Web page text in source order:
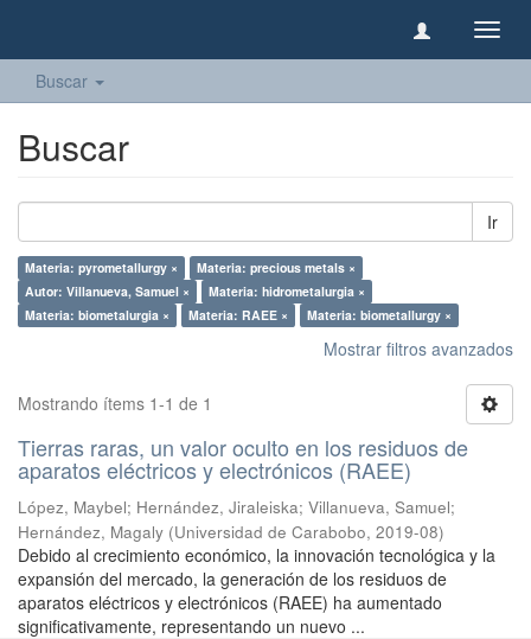
Buscar
Buscar
Ir
Materia: pyrometallurgy ×
Materia: precious metals ×
Autor: Villanueva, Samuel ×
Materia: hidrometalurgia ×
Materia: biometalurgia ×
Materia: RAEE × Materia: biometallurgy ×
Mostrar filtros avanzados
Mostrando ítems 1-1 de 1
Tierras raras, un valor oculto en los residuos de
aparatos eléctricos y electrónicos (RAEE)
López, Maybel; Hernández, Jiraleiska; Villanueva, Samuel;
Hernández, Magaly (Universidad de Carabobo, 2019-08)
Debido al crecimiento económico, la innovación tecnológica y la
expansión del mercado, la generación de los residuos de
aparatos eléctricos y electrónicos (RAEE) ha aumentado
significativamente, representando un nuevo ...